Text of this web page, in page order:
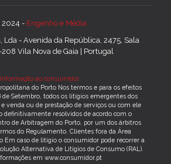
- Engenho e Média
Lda - Avenida da República, 2475, Sala
Vila Nova de Gaia | Portugal
Informação ao consumidor:
do Porto Nos termos e para os efeitos
de Setembro, todos os litígios emergentes dos
venda ou de prestação de serviços ou com ele
definitivamente resolvidos de acordo com o
de Arbitragem do Porto, por um dos árbitros
do Regulamento. Clientes fora da Área
Em caso de litígio o consumidor pode recorrer a
Alternativa de Litígios de Consumo (RAL).
em www.consumidor.pt